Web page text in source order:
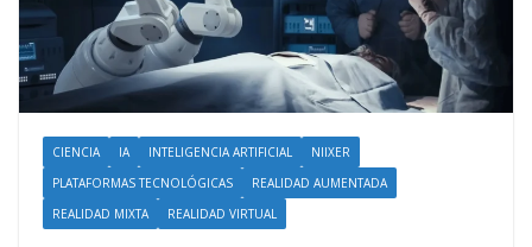
CIENCIA IA INTELIGENCIA ARTIFICIAL
NIIXER
PLATAFORMAS TECNOLÓGICAS
REALIDAD AUMENTADA
REALIDAD MIXTA
REALIDAD VIRTUAL